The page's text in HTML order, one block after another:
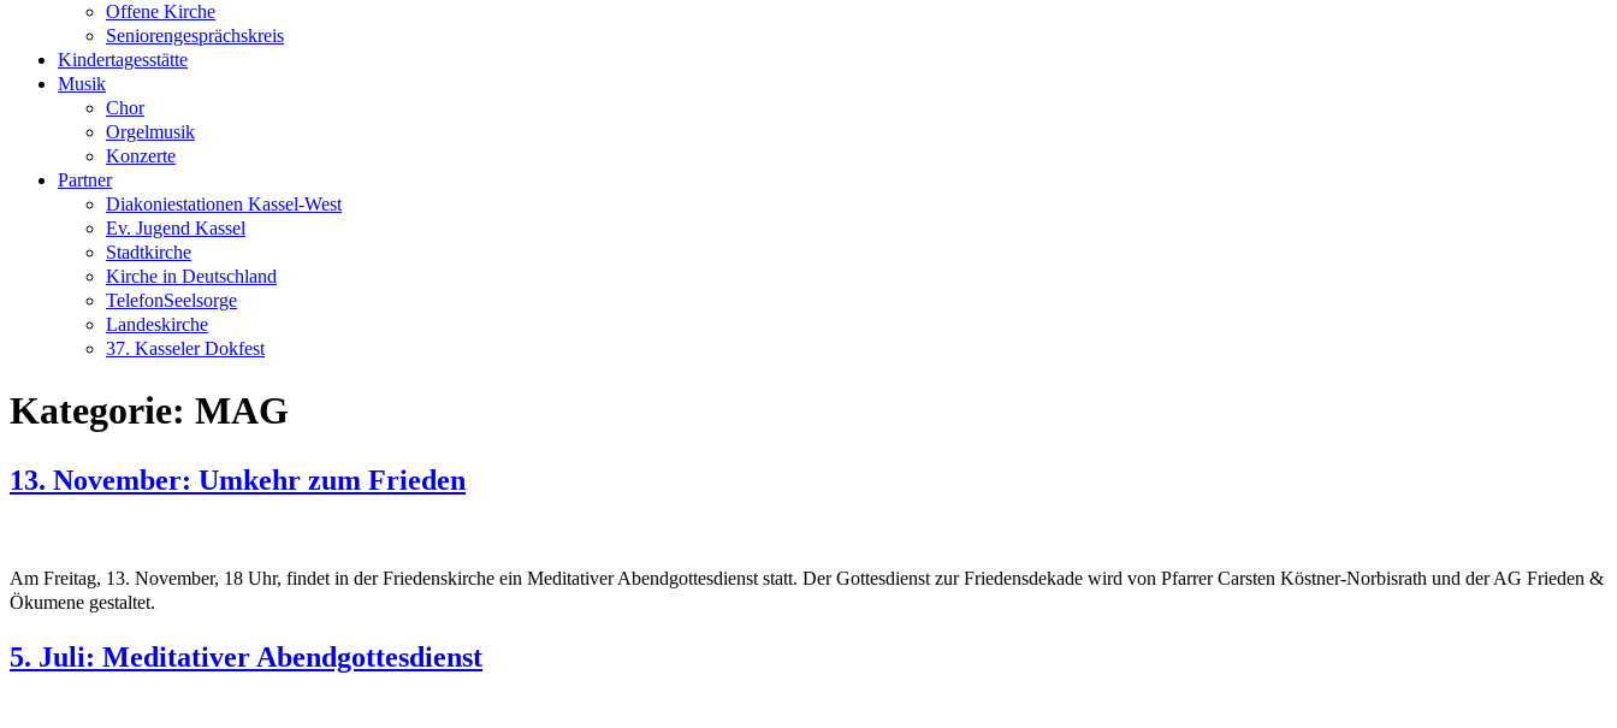
Offene Kirche
Seniorengesprächskreis
Kindertagesstätte
Musik
Chor
Orgelmusik
Konzerte
Partner
Diakoniestationen Kassel-West
Ev. Jugend Kassel
Stadtkirche
Kirche in Deutschland
TelefonSeelsorge
Landeskirche
37. Kasseler Dokfest
Kategorie: MAG
13. November: Umkehr zum Frieden
Am Freitag, 13. November, 18 Uhr, findet in der Friedenskirche ein Meditativer Abendgottesdienst statt. Der Gottesdienst zur Friedensdekade wird von Pfarrer Carsten Köstner-Norbisrath und der AG Frieden &
Ökumene gestaltet.
5. Juli: Meditativer Abendgottesdienst